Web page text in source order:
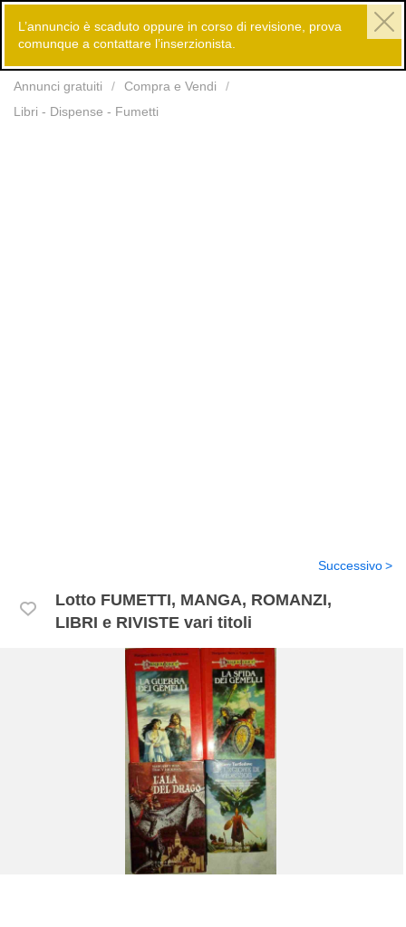
Annunci gratuiti
Compra e Vendi
Libri - Dispense - Fumetti
L’annuncio è scaduto oppure in corso di revisione, prova
comunque a contattare l’inserzionista.
Lotto FUMETTI, MANGA, ROMANZI,
LIBRI e RIVISTE vari titoli
Successivo